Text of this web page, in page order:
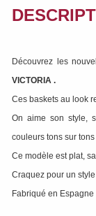
Découvrez les
VICTORIA .
Ces baskets au look
On aime son style,
couleurs tons sur
Ce modèle est plat,
Craquez pour un
Fabriqué en Espagne